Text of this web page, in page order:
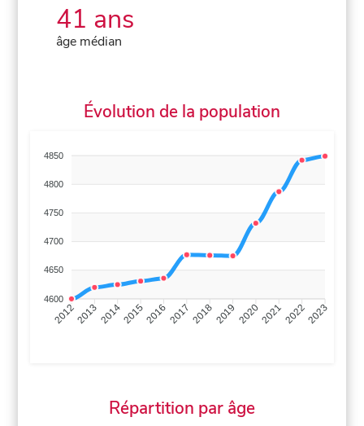
41 ans
âge médian
Évolution de la population
4850
4800
4750
4700
4650
4600
201220132014201520162017 20182019 2020202120222023
Répartition par âge